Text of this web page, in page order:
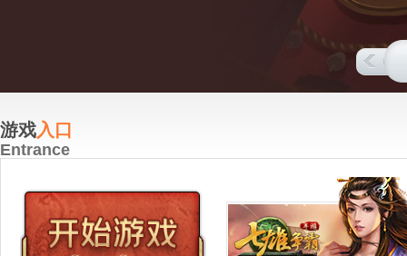
游戏入口
Entrance